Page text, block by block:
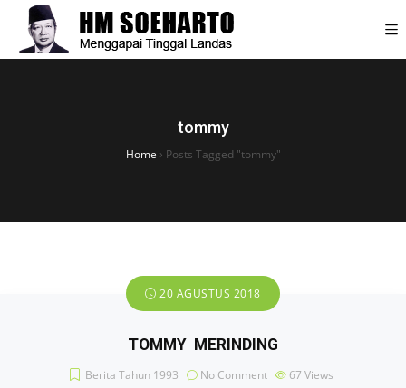
tommy
Home › Posts Tagged "tommy"
20 AGUSTUS 2018
TOMMY MERINDING
Berita Tahun 1993 No Comment 67 Views